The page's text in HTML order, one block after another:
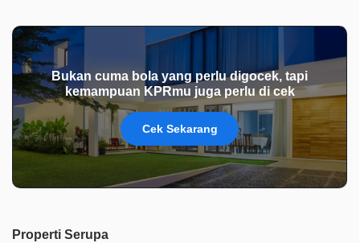
Bukan cuma bola yang perlu digocek, tapi
kemampuan KPRmu juga perlu di cek
Cek Sekarang
Properti Serupa